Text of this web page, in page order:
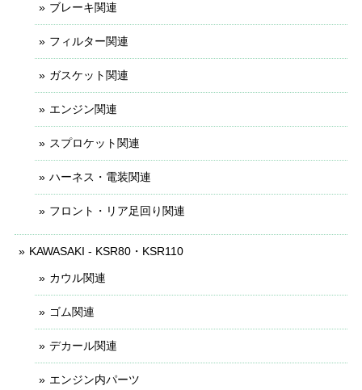
ブレーキ関連
フィルター関連
ガスケット関連
エンジン関連
スプロケット関連
ハーネス・電装関連
フロント・リア足回り関連
KAWASAKI - KSR80・KSR110
カウル関連
ゴム関連
デカール関連
エンジン内パーツ